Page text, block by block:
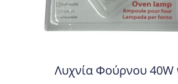
Λυχνία Φούρνου 40W